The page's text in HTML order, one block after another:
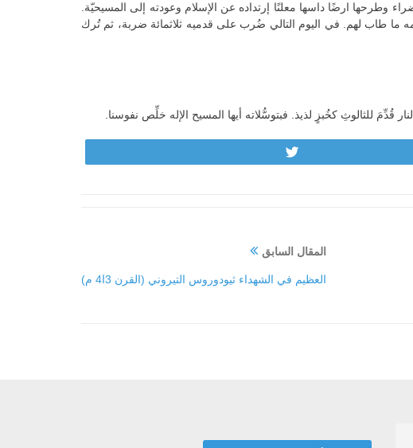
وطرحها ارضًا داسها معلنًا إرتداده عن الإسلام وعودته إلى المسيحيّة.
ما طاب لهم. في اليوم التالي ضُرب على قدميه ثلاثمائة ضربة، ثم تُرك
قُدِّمَ للثالوثِ كخُبزٍ لذيذ. فبتوسُّلاته أيها المسيح الإله خلِّص نفوسنا.
المقال السابق
العظيم في الشهداء ثيودوروس التيروني (القرن 3ا4 م)